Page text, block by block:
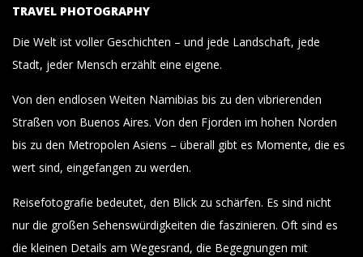
TRAVEL PHOTOGRAPHY
Die Welt ist voller Geschichten – und jede Landschaft, jede
Stadt, jeder Mensch erzählt eine eigene.
Von den endlosen Weiten Namibias bis zu den vibrierenden
Straßen von Buenos Aires. Von den Fjorden im hohen Norden
bis zu den Metropolen Asiens – überall gibt es Momente, die es
wert sind, eingefangen zu werden.
Reisefotografie bedeutet, den Blick zu schärfen. Es sind nicht
nur die großen Sehenswürdigkeiten die faszinieren. Oft sind es
die kleinen Details am Wegesrand, die Begegnungen mit